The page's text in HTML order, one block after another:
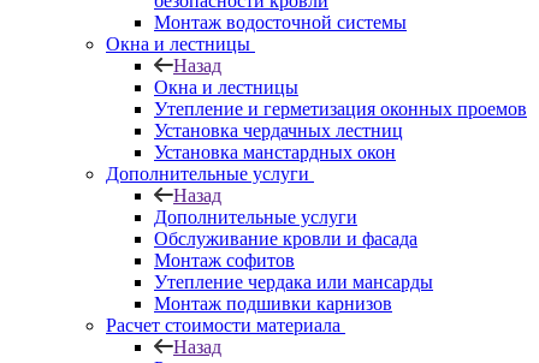
Монтаж водосточной системы
Окна и лестницы
Назад
Окна и лестницы
Утепление и герметизация оконных проемов
Установка чердачных лестниц
Установка манстардных окон
Дополнительные услуги
Назад
Дополнительные услуги
Обслуживание кровли и фасада
Монтаж софитов
Утепление чердака или мансарды
Монтаж подшивки карнизов
Расчет стоимости материала
Назад